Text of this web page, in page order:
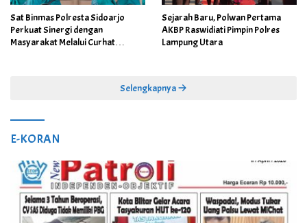
Sat Binmas Polresta Sidoarjo
Perkuat Sinergi dengan
Masyarakat Melalui Curhat
Sejarah Baru, Polwan Pertama
AKBP Raswidiati Pimpin Polres
Lampung Utara
Selengkapnya
E-KORAN